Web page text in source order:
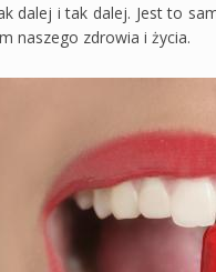
dalej i tak dalej. Jest to
naszego zdrowia i życia.